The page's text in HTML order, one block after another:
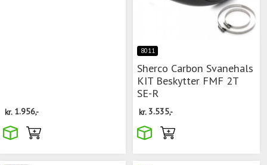
kr. 1.956,-
8011
Sherco Carbon Svanehals
KIT Beskytter FMF 2T
SE-R
kr. 3.535,-